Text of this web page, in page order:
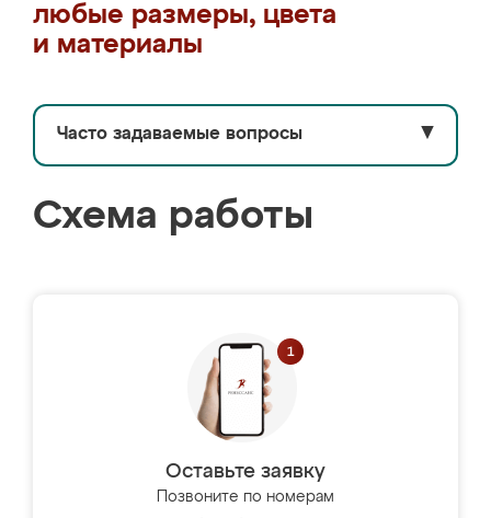
любые размеры, цвета
и материалы
Часто задаваемые вопросы ▼
Схема работы
Оставьте заявку
Позвоните по номерам